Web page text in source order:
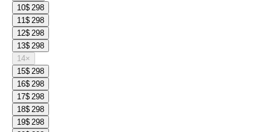
10$ 298
11$ 298
12$ 298
13$ 298
14×
15$ 298
16$ 298
17$ 298
18$ 298
19$ 298